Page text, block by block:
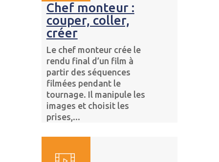
Chef monteur :
couper, coller,
créer
Le chef monteur crée le
rendu final d’un film à
partir des séquences
filmées pendant le
tournage. Il manipule les
images et choisit les
prises,...